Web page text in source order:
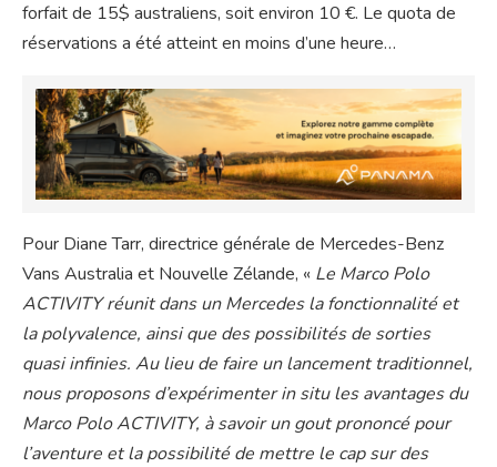
forfait de 15$ australiens, soit environ 10 €. Le quota de
réservations a été atteint en moins d’une heure…
Pour Diane Tarr, directrice générale de Mercedes-Benz
Vans Australia et Nouvelle Zélande, « Le Marco Polo
ACTIVITY réunit dans un Mercedes la fonctionnalité et
la polyvalence, ainsi que des possibilités de sorties
quasi infinies. Au lieu de faire un lancement traditionnel,
nous proposons d’expérimenter in situ les avantages du
Marco Polo ACTIVITY, à savoir un gout prononcé pour
l’aventure et la possibilité de mettre le cap sur des